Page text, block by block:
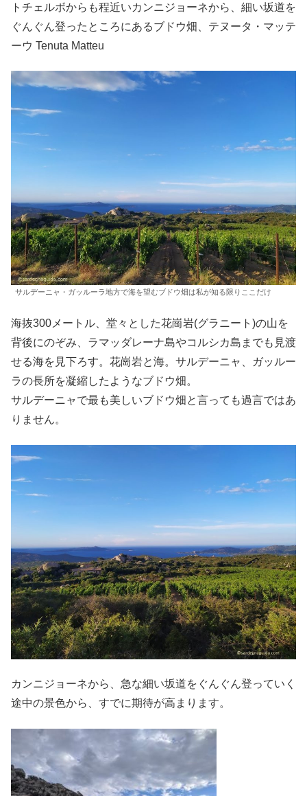
トチェルボからも程近いカンニジョーネから、細い坂道を
ぐんぐん登ったところにあるブドウ畑、テヌータ・マッテ
ーウ Tenuta Matteu
サルデーニャ・ガッルーラ地方で海を望むブドウ畑は私が知る限りここだけ
海抜300メートル、堂々とした花崗岩(グラニート)の山を
背後にのぞみ、ラマッダレーナ島やコルシカ島までも見渡
せる海を見下ろす。花崗岩と海。サルデーニャ、ガッルー
ラの長所を凝縮したようなブドウ畑。
サルデーニャで最も美しいブドウ畑と言っても過言ではあ
りません。
カンニジョーネから、急な細い坂道をぐんぐん登っていく
途中の景色から、すでに期待が高まります。